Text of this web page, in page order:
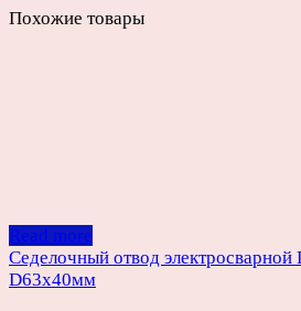
Похожие товары
Read more
Седелочный отвод
D63х40мм